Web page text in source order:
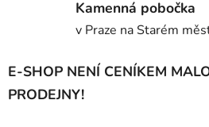
Kamenná pobočka
v Praze na Starém
E-SHOP NENÍ CENÍKEM
PRODEJNY!